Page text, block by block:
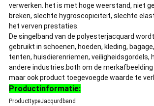
verwerken. het is met hoge weerstand, niet
breken, slechte hygroscopiciteit, slechte
het verven prestaties.
De singelband van de polyesterjacquard
gebruikt in schoenen, hoeden, kleding,
tenten, huisdierenriemen, veiligheidsgordels,
andere industries.both om de
maar ook product toegevoegde waarde te
Productinformatie:
ProducttypeJacqurdband